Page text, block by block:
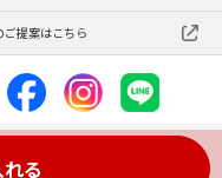
る
ご提案はこちら